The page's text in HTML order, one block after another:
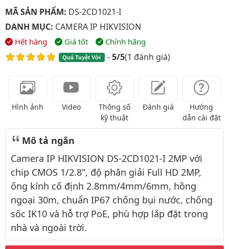
MÃ SẢN PHẨM: DS-2CD1021-I
DANH MỤC: CAMERA IP HIKVISION
Hết hàng Giá tốt Chính hãng
Quá Tuyệt Vời -5/5(1 đánh giá)
Hình ảnh Video
Thông số
kỹ thuật
Đánh giá
Hướng
dẫn cài đặt
Mô tả ngắn
Camera IP HIKVISION DS-2CD1021-I 2MP với
chip CMOS 1/2.8", độ phân giải Full HD 2MP,
ống kính cố định 2.8mm/4mm/6mm, hồng
ngoại 30m, chuẩn IP67 chống bụi nước, chống
sốc IK10 và hỗ trợ PoE, phù hợp lắp đặt trong
nhà và ngoài trời.